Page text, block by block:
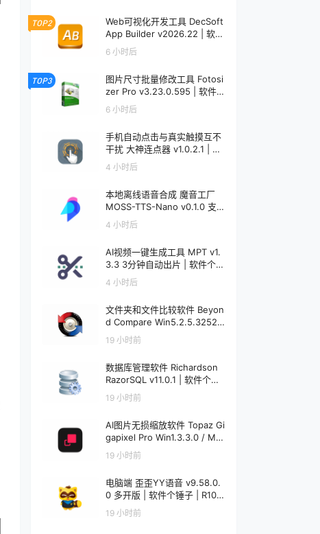
TOP2
Web可视化开发工具 DecSoft
App Builder v2026.22 | 软件
个锤子 | R5092
6 小时后
TOP3
图片尺寸批量修改工具 Fotosi
zer Pro v3.23.0.595 | 软件个
锤子 | R5091
6 小时后
手机自动点击与真实触摸互不
干扰 大神连点器 v1.0.2.1 | 软
件个锤子 | R5090
4 小时后
本地离线语音合成 魔音工厂
MOSS-TTS-Nano v0.1.0 支
持声音克隆 | 软件个锤子 | R5
089
4 小时后
AI视频一键生成工具 MPT v1.
3.3 3分钟自动出片 | 软件个锤
子 | R5088
4 小时后
文件夹和文件比较软件 Beyon
d Compare Win5.2.5.32528
/ Mac5.1.1.31157 | 软件个锤子
| R1599
19 小时前
数据库管理软件 Richardson
RazorSQL v11.0.1 | 软件个锤
子 | R1233
19 小时前
AI图片无损缩放软件 Topaz Gi
gapixel Pro Win1.3.3.0 / Mac
1.0.0 | 软件个锤子 | R4521
19 小时前
电脑端 歪歪YY语音 v9.58.0.
0 多开版 | 软件个锤子 | R108
19 小时前